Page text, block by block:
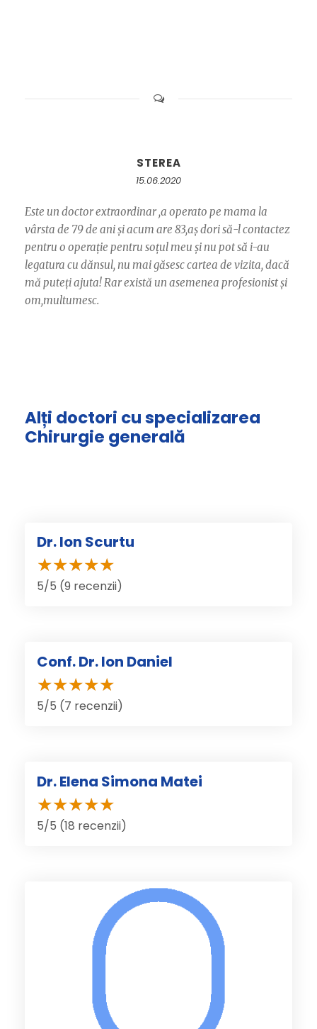
STEREA
15.06.2020
Este un doctor extraordinar ,a operato pe mama la
vârsta de 79 de ani și acum are 83,aș dori să-l contactez
pentru o operație pentru soțul meu și nu pot să i-au
legatura cu dănsul, nu mai găsesc cartea de vizita, dacă
mă puteți ajuta! Rar există un asemenea profesionist și
om,multumesc.
Alți doctori cu specializarea
Chirurgie generală
Dr. Ion Scurtu
5/5 (9 recenzii)
Conf. Dr. Ion Daniel
5/5 (7 recenzii)
Dr. Elena Simona Matei
5/5 (18 recenzii)